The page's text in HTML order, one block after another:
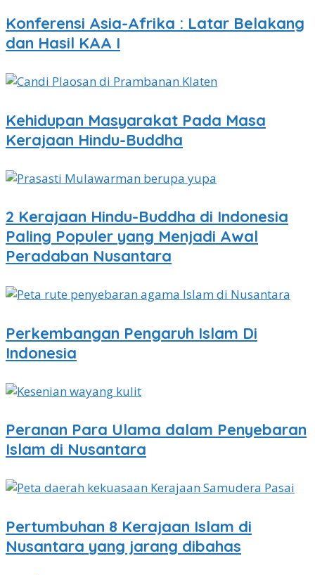
Konferensi Asia-Afrika : Latar Belakang
dan Hasil KAA I
Kehidupan Masyarakat Pada Masa
Kerajaan Hindu-Buddha
2 Kerajaan Hindu-Buddha di Indonesia
Paling Populer yang Menjadi Awal
Peradaban Nusantara
Perkembangan Pengaruh Islam Di
Indonesia
Peranan Para Ulama dalam Penyebaran
Islam di Nusantara
Pertumbuhan 8 Kerajaan Islam di
Nusantara yang jarang dibahas